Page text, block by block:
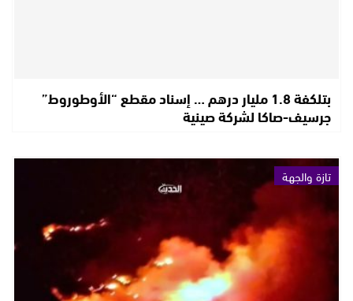
بتلكفة 1.8 مليار درهم … إسناد مقطع “الأوطوروط”
جرسيف-صاكا لشركة صينية
تازة والجهة